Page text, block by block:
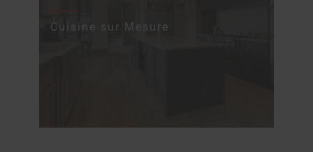
Cuisine sur Mesure